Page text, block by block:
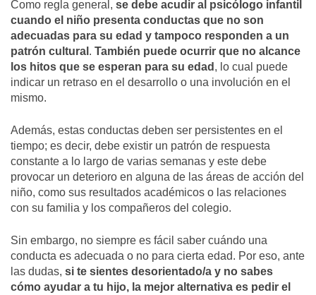
Como regla general, se debe acudir al psicólogo infantil
cuando el niño presenta conductas que no son
adecuadas para su edad y tampoco responden a un
patrón cultural . También puede ocurrir que no alcance
los hitos que se esperan para su edad , lo cual puede
indicar un retraso en el desarrollo o una involución en el
mismo.
Además, estas conductas deben ser persistentes en el
tiempo; es decir, debe existir un patrón de respuesta
constante a lo largo de varias semanas y este debe
provocar un deterioro en alguna de las áreas de acción del
niño, como sus resultados académicos o las relaciones
con su familia y los compañeros del colegio.
Sin embargo, no siempre es fácil saber cuándo una
conducta es adecuada o no para cierta edad. Por eso, ante
las dudas, si te sientes desorientado/a y no sabes
cómo ayudar a tu hijo, la mejor alternativa es pedir el